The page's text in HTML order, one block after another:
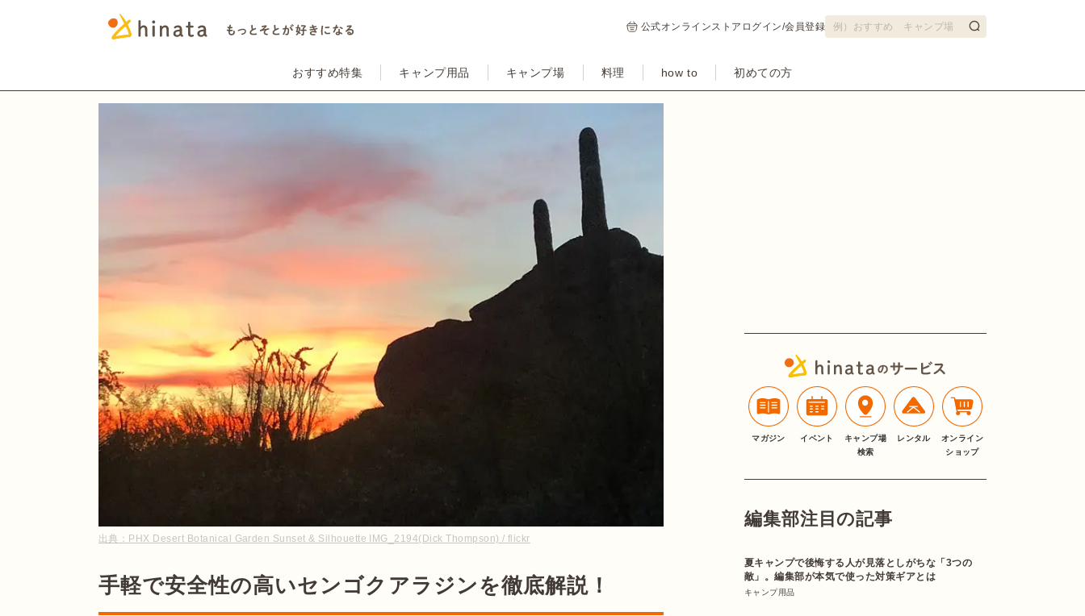
公式オンラインストア ログイン/会員登録
おすすめ特集 キャンプ用品 キャンプ場 料理 how to 初めての方
出典： PHX Desert Botanical Garden Sunset & Silhouette IMG_2194(Dick Thompson) / flickr
手軽で安全性の高いセンゴクアラジンを徹底解説！
マガジン イベント
キャンプ場
検索
レンタル
オンライン
ショップ
編集部注目の記事
夏キャンプで後悔する人が見落としがちな「3つの
敵」。編集部が本気で使った対策ギアとは
キャンプ用品